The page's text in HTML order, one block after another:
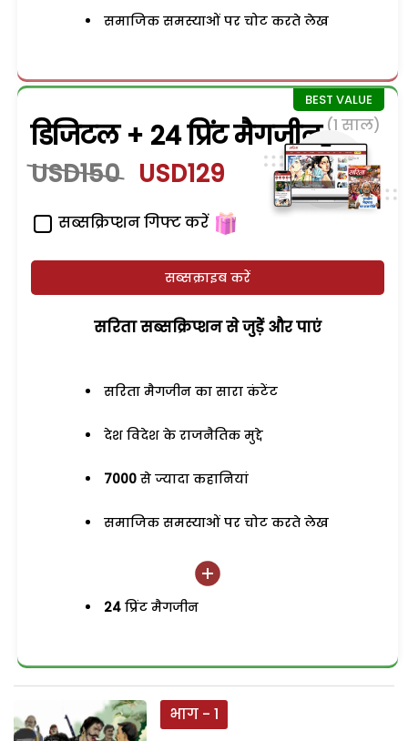
समाजिक समस्याओं पर चोट करते लेख
डिजिटल + 24 प्रिंट मैगजीन (1 साल)
USD150 USD129
सब्सक्रिप्शन गिफ्ट करें
सब्सक्राइब करें
सरिता सब्सक्रिप्शन से जुड़ेें और पाएं
सरिता मैगजीन का सारा कंटेंट
देश विदेश के राजनैतिक मुद्दे
7000 से ज्यादा कहानियां
समाजिक समस्याओं पर चोट करते लेख
24 प्रिंट मैगजीन
भाग - 1